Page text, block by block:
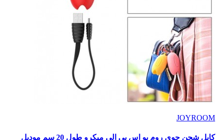
JOYROOM
كابل شحن جوى روم يو اس بى الى ميكرو طول 20 سم موديل